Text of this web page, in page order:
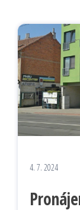
4. 7. 2024